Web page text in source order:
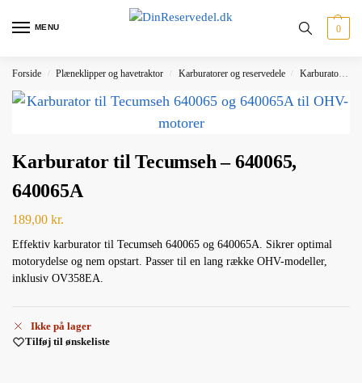
MENU 0
Forside / Plæneklipper og havetraktor / Karburatorer og reservedele / Karburator
Karburator til Tecumseh – 640065,
640065A
189,00 kr.
Effektiv karburator til Tecumseh 640065 og 640065A. Sikrer optimal
motorydelse og nem opstart. Passer til en lang række OHV-modeller,
inklusiv OV358EA.
Ikke på lager
Tilføj til ønskeliste